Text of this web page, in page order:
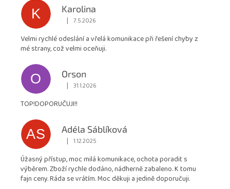
K
Karolina
Hodnocení obchodu je 5 z 5 hvězdiček.
| 7.5.2026
Velmi rychlé odeslání a vřelá komunikace při řešení chyby z
mé strany, což velmi oceňuji.
O
Orson
Hodnocení obchodu je 5 z 5 hvězdiček.
| 31.1.2026
TOP!DOPORUČUJI!!
AS
Adéla Sáblíková
Hodnocení obchodu je 5 z 5 hvězdiček.
| 1.12.2025
Úžasný přístup, moc milá komunikace, ochota poradit s
výběrem. Zboží rychle dodáno, nádherně zabaleno. K tomu
fajn ceny. Ráda se vrátím. Moc děkuji a jedině doporučuji.